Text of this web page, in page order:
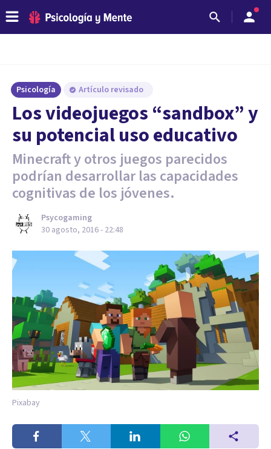
Psicología Artículo revisado
​Los videojuegos “sandbox” y
su potencial uso educativo
Minecraft y otros juegos parecidos
podrían desarrollar las capacidades
cognitivas de los jóvenes.
Psycogaming
30 agosto, 2016 - 22:48
Pixabay